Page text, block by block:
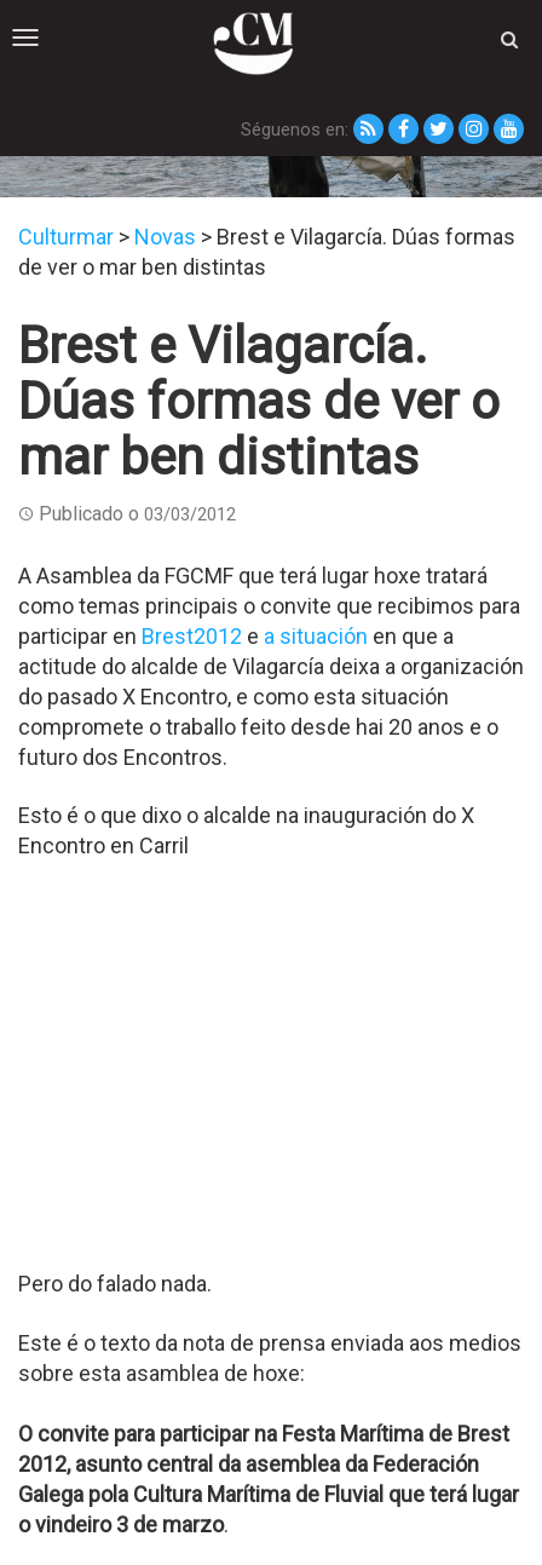
Toggle
Séguenos en:
Novas
Culturmar > Novas > Brest e Vilagarcía. Dúas formas
de ver o mar ben distintas
Brest e Vilagarcía.
Dúas formas de ver o
mar ben distintas
Publicado o 03/03/2012
A Asamblea da FGCMF que terá lugar hoxe tratará
como temas principais o convite que recibimos para
participar en Brest2012 e a situación en que a
actitude do alcalde de Vilagarcía deixa a organización
do pasado X Encontro, e como esta situación
compromete o traballo feito desde hai 20 anos e o
futuro dos Encontros.
Esto é o que dixo o alcalde na inauguración do X
Encontro en Carril
Pero do falado nada.
Este é o texto da nota de prensa enviada aos medios
sobre esta asamblea de hoxe:
O convite para participar na Festa Marítima de Brest
2012, asunto central da asemblea da Federación
Galega pola Cultura Marítima de Fluvial que terá lugar
o vindeiro 3 de marzo.